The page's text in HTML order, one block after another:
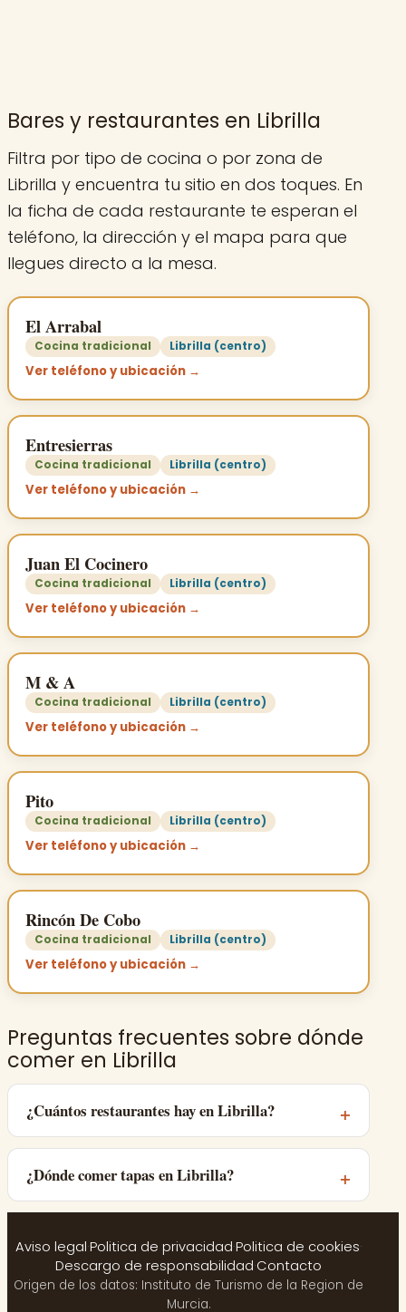
Bares y restaurantes en Librilla
Filtra por tipo de cocina o por zona de
Librilla y encuentra tu sitio en dos toques. En
la ficha de cada restaurante te esperan el
teléfono, la dirección y el mapa para que
llegues directo a la mesa.
El Arrabal
Cocina tradicional Librilla (centro)
Ver teléfono y ubicación →
Entresierras
Cocina tradicional Librilla (centro)
Ver teléfono y ubicación →
Juan El Cocinero
Cocina tradicional Librilla (centro)
Ver teléfono y ubicación →
M & A
Cocina tradicional Librilla (centro)
Ver teléfono y ubicación →
Pito
Cocina tradicional Librilla (centro)
Ver teléfono y ubicación →
Rincón De Cobo
Cocina tradicional Librilla (centro)
Ver teléfono y ubicación →
Preguntas frecuentes sobre dónde
comer en Librilla
¿Cuántos restaurantes hay en Librilla?
¿Dónde comer tapas en Librilla?
Aviso legal·Politica de privacidad·Politica de cookies·
Descargo de responsabilidad·Contacto
Origen de los datos: Instituto de Turismo de la Region de
Murcia.